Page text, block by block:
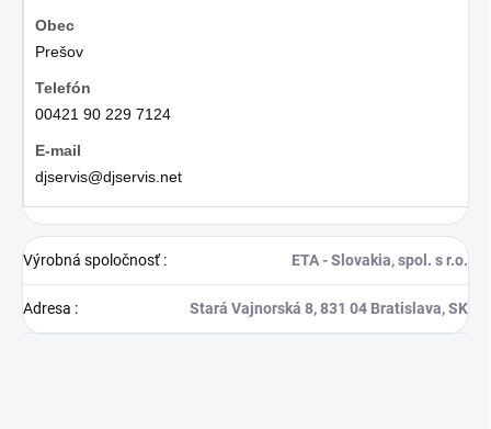
Prešov
00421 90 229 7124
djservis@djservis.net
Výrobná spoločnosť: ETA - Slovakia, spol. s r.o.
Adresa : Stará Vajnorská 8, 831 04 Bratislava, SK